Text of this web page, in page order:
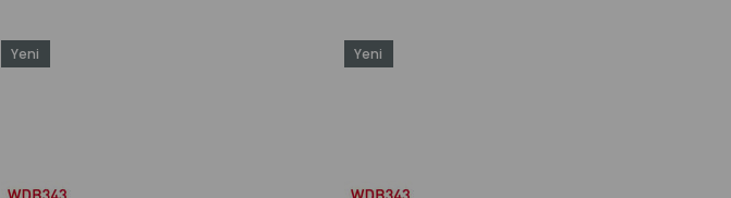
Yeni
Yeni